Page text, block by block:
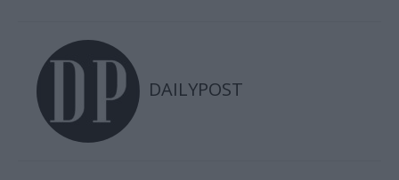
DAILYPOST